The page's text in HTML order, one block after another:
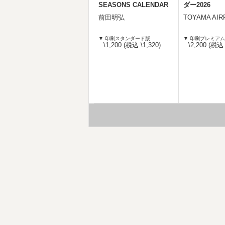
SEASONS CALENDAR
前田明弘
▼ 印刷スタンダード版
\1,200 (税込 \1,320)
ダー2026
TOYAMA
▼ 印刷プレミア
\2,200 (税